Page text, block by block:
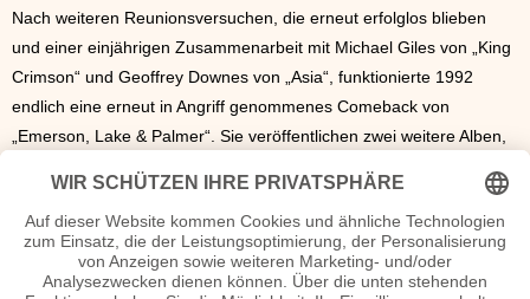
Nach weiteren Reunionsversuchen, die erneut erfolglos blieben
und einer einjährigen Zusammenarbeit mit Michael Giles von „King
Crimson“ und Geoffrey Downes von „Asia“, funktionierte 1992
endlich eine erneut in Angriff genommenes Comeback von
„Emerson, Lake & Palmer“. Sie veröffentlichen zwei weitere Alben,
Vorgänger und trennten sich 1998 zum wiederholten Male.
Aber Lake blieb beschäftigt. So tourte er 2001 zusammen mit
Ringo Starr und dessen „All-Star-Band“ und gründete seine eigene
Kapelle namens „Greg Lake Band“.